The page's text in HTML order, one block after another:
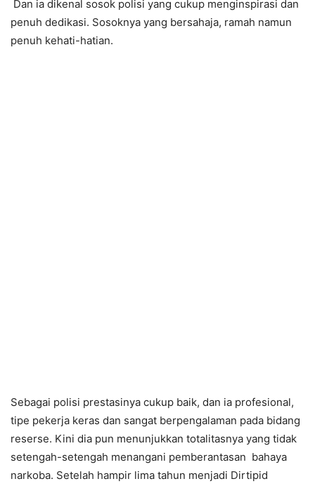
Dan ia dikenal sosok polisi yang cukup menginspirasi dan
penuh dedikasi. Sosoknya yang bersahaja, ramah namun
penuh kehati-hatian.
Sebagai polisi prestasinya cukup baik, dan ia profesional,
tipe pekerja keras dan sangat berpengalaman pada bidang
reserse. Kini dia pun menunjukkan totalitasnya yang tidak
setengah-setengah menangani pemberantasan bahaya
narkoba. Setelah hampir lima tahun menjadi Dirtipid